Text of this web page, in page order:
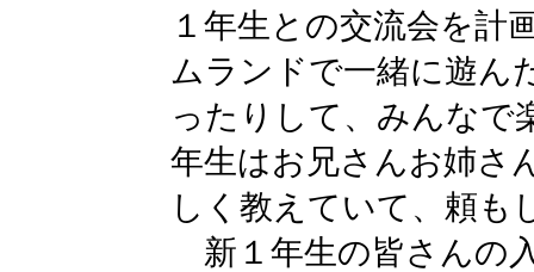
１年生との交流会を計
ムランドで一緒に遊ん
ったりして、みんなで
年生はお兄さんお姉さ
しく教えていて、頼も
新１年生の皆さんの